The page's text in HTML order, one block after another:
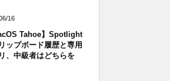
16
Tahoe】Spotlight
ップボード履歴と専用
、中級者はどちらを